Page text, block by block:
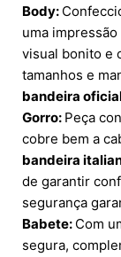
Body:
uma
visual bonito e
tamanhos e
bandeira
Gorro: Peça
cobre bem a
bandeira
de garantir
segurança
Babete: Com
segura,